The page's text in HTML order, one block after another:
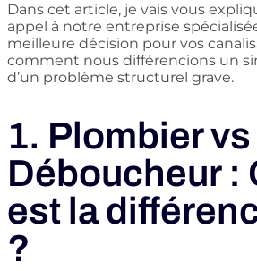
Dans cet article, je vais vous
appel à notre entreprise
meilleure décision pour vos
comment nous différencions un
d’un problème structurel grave.
1. Plombier vs
Déboucheur :
est la
?